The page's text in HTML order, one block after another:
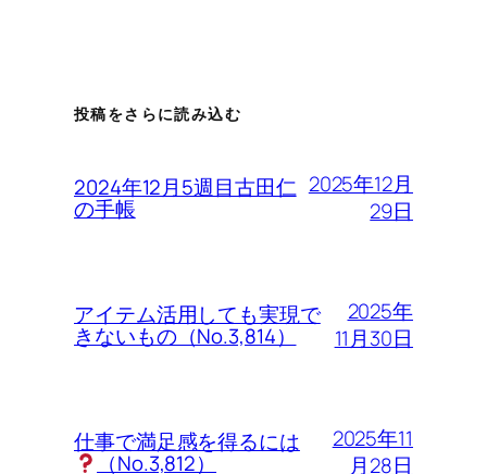
投稿をさらに読み込む
2024年12月5週目古田仁
の手帳
2025年12月
29日
アイテム活用しても実現で
きないもの（No.3,814）
2025年
11月30日
仕事で満足感を得るには
（No.3,812）
2025年11
月28日